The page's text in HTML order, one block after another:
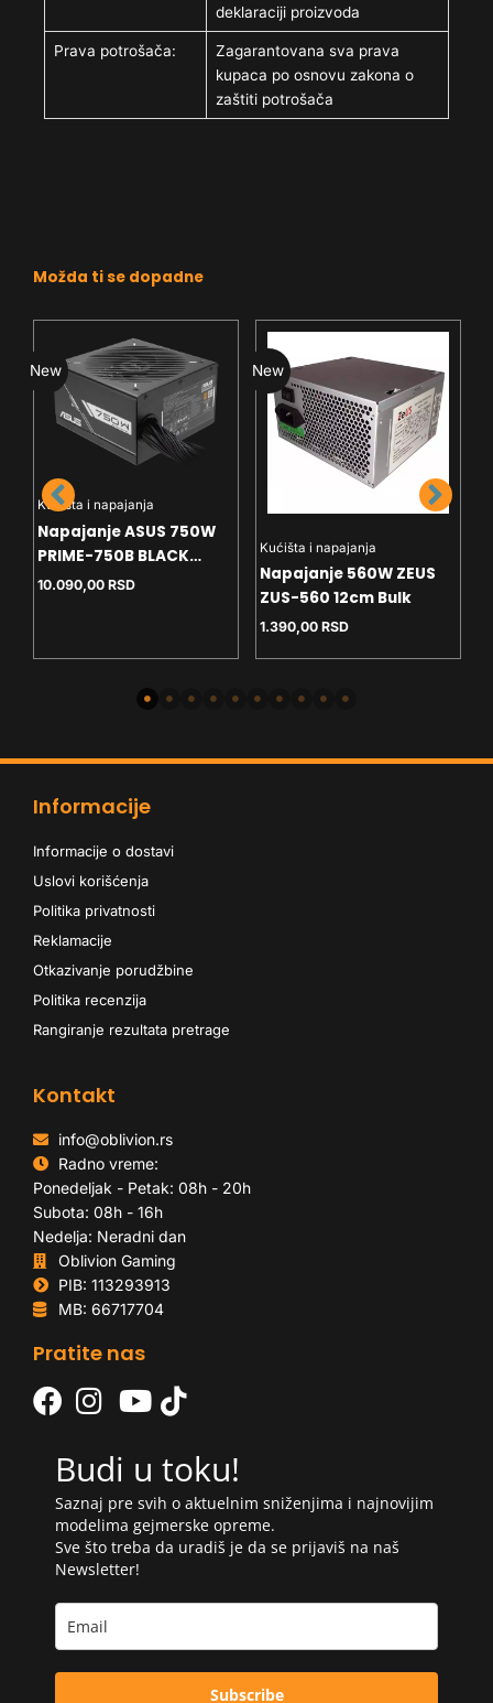
deklaraciji proizvoda
Prava potrošača:
Zagarantovana sva prava
kupaca po osnovu zakona o
zaštiti potrošača
Možda ti se dopadne
New
Kućišta i napajanja
Napajanje ASUS 750W
PRIME-750B BLACK
ATX12V 80+ Bronze
10.090,00 RSD
New
Kućišta i napajanja
Napajanje 560W ZEUS
ZUS-560 12cm Bulk
1.390,00 RSD
Informacije
Informacije o dostavi
Uslovi korišćenja
Politika privatnosti
Reklamacije
Otkazivanje porudžbine
Politika recenzija
Rangiranje rezultata pretrage
Kontakt
info@oblivion.rs
Radno vreme:
Ponedeljak - Petak: 08h - 20h
Subota: 08h - 16h
Nedelja: Neradni dan
Oblivion Gaming
PIB: 113293913
MB: 66717704
Pratite nas
Budi u toku!
Saznaj pre svih o aktuelnim sniženjima i najnovijim
modelima gejmerske opreme.
Sve što treba da uradiš je da se prijaviš na naš
Newsletter!
Subscribe